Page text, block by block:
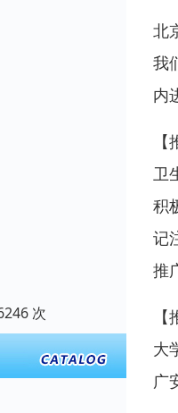
次
北
我
内
卫
积
记
推
大
广